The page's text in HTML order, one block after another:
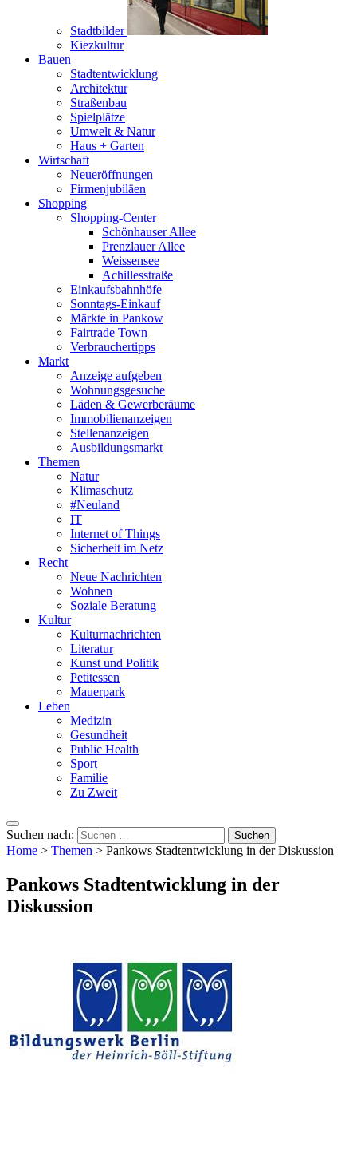
Stadtbilder
Kiezkultur
Bauen
Stadtentwicklung
Architektur
Straßenbau
Spielplätze
Umwelt & Natur
Haus + Garten
Wirtschaft
Neueröffnungen
Firmenjubiläen
Shopping
Shopping-Center
Schönhauser Allee
Prenzlauer Allee
Weissensee
Achillesstraße
Einkaufsbahnhöfe
Sonntags-Einkauf
Märkte in Pankow
Fairtrade Town
Verbrauchertipps
Markt
Anzeige aufgeben
Wohnungsgesuche
Läden & Gewerberäume
Immobilienanzeigen
Stellenanzeigen
Ausbildungsmarkt
Themen
Natur
Klimaschutz
#Neuland
IT
Internet of Things
Sicherheit im Netz
Recht
Neue Nachrichten
Wohnen
Soziale Beratung
Kultur
Kulturnachrichten
Literatur
Kunst und Politik
Petitessen
Mauerpark
Leben
Medizin
Gesundheit
Public Health
Sport
Familie
Zu Zweit
Suchen nach:
Home > Themen > Pankows Stadtentwicklung in der Diskussion
Pankows Stadtentwicklung in der
Diskussion